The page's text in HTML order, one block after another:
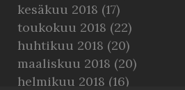
kesäkuu 2018 (17)
toukokuu 2018 (22)
huhtikuu 2018 (20)
maaliskuu 2018 (20)
helmikuu 2018 (16)